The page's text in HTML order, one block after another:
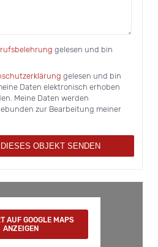
gelesen und bin
gelesen und bin
Daten elektronisch erhoben
Meine Daten werden
zur Bearbeitung meiner
OBJEKT SENDEN
AUF GOOGLE MAPS
ANZEIGEN